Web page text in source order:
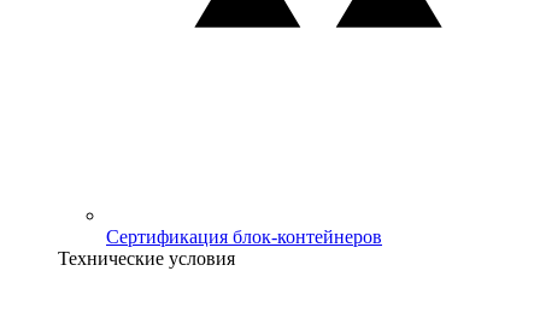
Сертификация блок-контейнеров
Технические условия